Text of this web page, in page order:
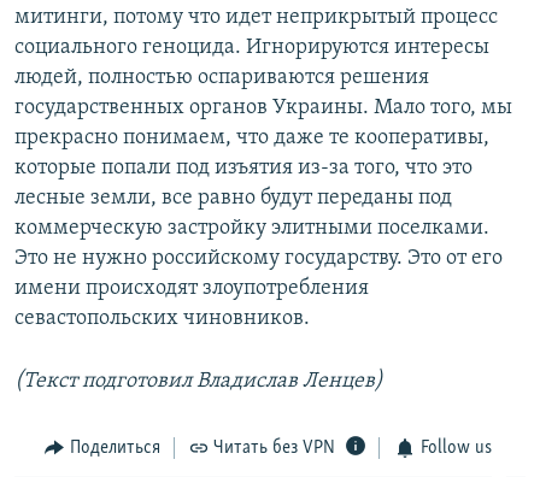
митинги, потому что идет неприкрытый процесс
социального геноцида. Игнорируются интересы
людей, полностью оспариваются решения
государственных органов Украины. Мало того, мы
прекрасно понимаем, что даже те кооперативы,
которые попали под изъятия из-за того, что это
лесные земли, все равно будут переданы под
коммерческую застройку элитными поселками.
Это не нужно российскому государству. Это от его
имени происходят злоупотребления
севастопольских чиновников.
(Текст подготовил Владислав Ленцев)
Поделиться Читать без VPN Follow us